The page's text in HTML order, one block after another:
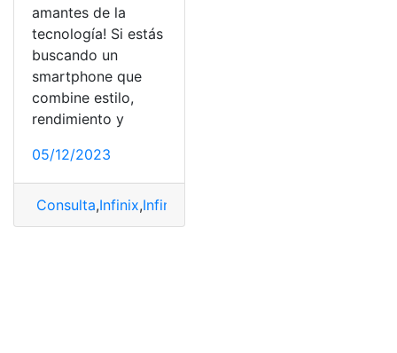
amantes de la
tecnología! Si estás
buscando un
smartphone que
combine estilo,
rendimiento y
05/12/2023
Consulta,Infinix,Infinix Note 12